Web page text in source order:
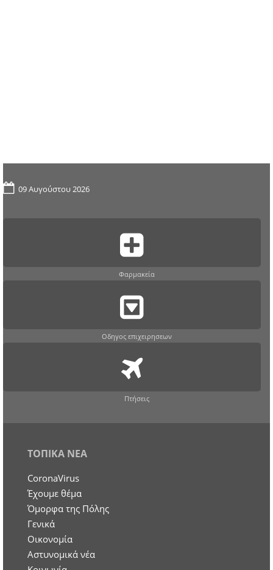
09 Αυγούστου 2026
Φαρμακεία
Οδηγος επιχειρησεων
Πτήσεις
ΤΟΠΙΚΑ ΝΕΑ
CoronaVirus
Έχουμε θέμα
Όμορφα της Πόλης
Γενικά
Οικονομία
Aστυνομικά νέα